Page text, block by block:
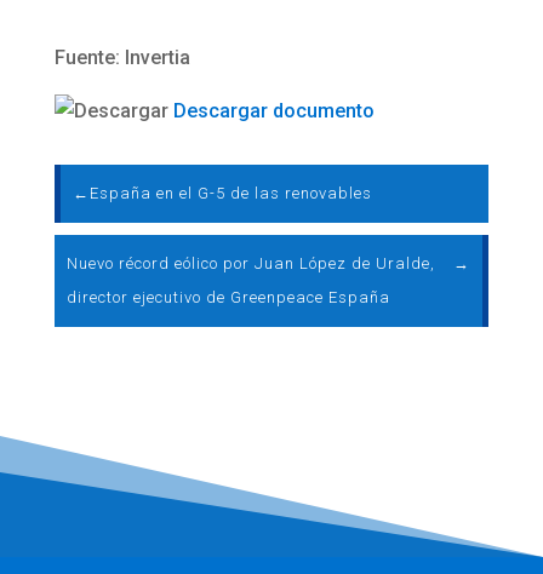
Fuente: Invertia
Descargar documento
← España en el G-5 de las renovables
Nuevo récord eólico por Juan López de Uralde,
director ejecutivo de Greenpeace España
→